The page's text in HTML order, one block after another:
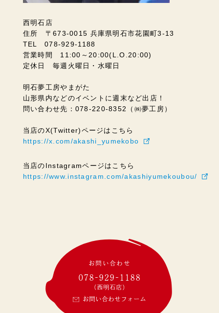
西明石店
住所 〒673-0015 兵庫県明石市花園町3-13
TEL 078-929-1188
営業時間 11:00～20:00(L.O.20:00)
定休日 毎週火曜日・水曜日
明石夢工房やまがた
山形県内などのイベントに週末など出店！
問い合わせ先：078-220-8352（㈱夢工房）
当店のX(Twitter)ページはこちら
https://x.com/akashi_yumekobo
当店のInstagramページはこちら
https://www.instagram.com/akashiyumekoubou/
お問い合わせ
078-929-1188
(西明石店)
お問い合わせフォーム